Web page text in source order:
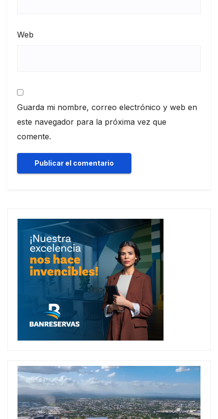
Web
Guarda mi nombre, correo electrónico y web en
este navegador para la próxima vez que
comente.